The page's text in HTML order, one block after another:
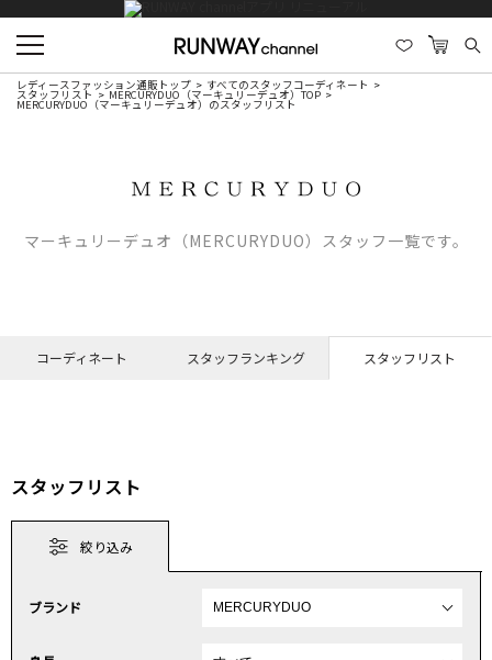
レディースファッション通販トップ すべてのスタッフコーディネート
スタッフリスト MERCURYDUO（マーキュリーデュオ）TOP
MERCURYDUO（マーキュリーデュオ）のスタッフリスト
マーキュリーデュオ（MERCURYDUO）スタッフ一覧です。
コーディネート スタッフランキング スタッフリスト
スタッフリスト
絞り込み
ブランド